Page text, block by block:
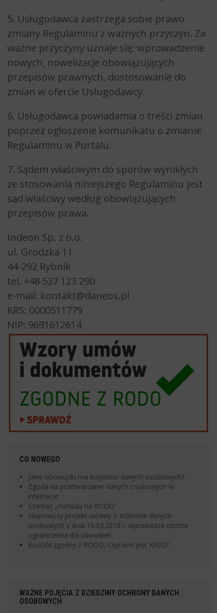
5. Usługodawca zastrzega sobie prawo
zmiany Regulaminu z ważnych przyczyn. Za
ważne przyczyny uznaje się: wprowadzenie
nowych, nowelizacje obowiązujących
przepisów prawnych, dostosowanie do
zmian w ofercie Usługodawcy.
6. Usługodawca powiadamia o treści zmian
poprzez ogłoszenie komunikatu o zmianie
Regulaminu w Portalu.
7. Sądem właściwym do sporów wynikłych
ze stosowania niniejszego Regulaminu jest
sąd właściwy według obowiązujących
przepisów prawa.
Indeon Sp. z o.o.
ul. Grodzka 11
44-292 Rybnik
tel. +48 537 123 290
e-mail: kontakt@daneos.pl
KRS: 0000511779
NIP: 9691612614
CO NOWEGO
Jakie obowiązki ma inspektor danych osobowych?
Zgoda na przetwarzanie danych osobowych w
internecie
Szantaż „metodą na RODO”
Najnowszy projekt ustawy o ochronie danych
osobowych z dnia 16.03.2018 r. wprowadza istotne
ograniczenia dla obywateli
Kościół zgodny z RODO, czyli kim jest KIOD?
WAŻNE POJĘCIA Z DZIEDZINY OCHRONY DANYCH
OSOBOWYCH